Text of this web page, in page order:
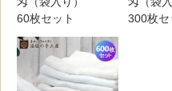
60枚セット
300枚セ